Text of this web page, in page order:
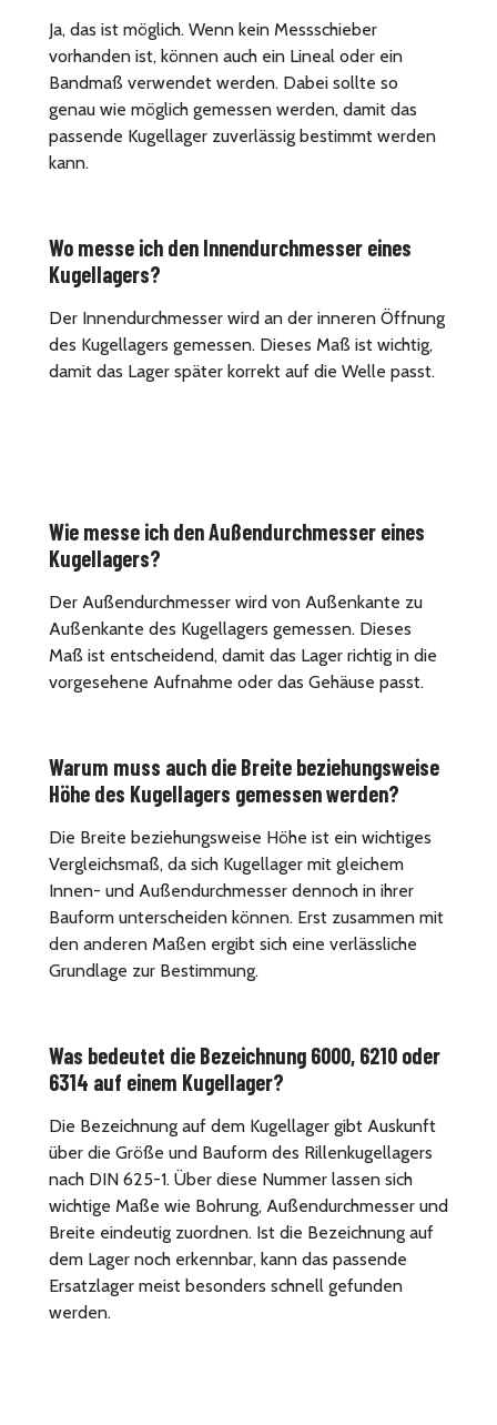
Ja, das ist möglich. Wenn kein Messschieber
vorhanden ist, können auch ein Lineal oder ein
Bandmaß verwendet werden. Dabei sollte so
genau wie möglich gemessen werden, damit das
passende Kugellager zuverlässig bestimmt werden
kann.
Wo messe ich den Innendurchmesser eines
Kugellagers?
Der Innendurchmesser wird an der inneren Öffnung
des Kugellagers gemessen. Dieses Maß ist wichtig,
damit das Lager später korrekt auf die Welle passt.
Wie messe ich den Außendurchmesser eines
Kugellagers?
Der Außendurchmesser wird von Außenkante zu
Außenkante des Kugellagers gemessen. Dieses
Maß ist entscheidend, damit das Lager richtig in die
vorgesehene Aufnahme oder das Gehäuse passt.
Warum muss auch die Breite beziehungsweise
Höhe des Kugellagers gemessen werden?
Die Breite beziehungsweise Höhe ist ein wichtiges
Vergleichsmaß, da sich Kugellager mit gleichem
Innen- und Außendurchmesser dennoch in ihrer
Bauform unterscheiden können. Erst zusammen mit
den anderen Maßen ergibt sich eine verlässliche
Grundlage zur Bestimmung.
Was bedeutet die Bezeichnung 6000, 6210 oder
6314 auf einem Kugellager?
Die Bezeichnung auf dem Kugellager gibt Auskunft
über die Größe und Bauform des Rillenkugellagers
nach DIN 625-1. Über diese Nummer lassen sich
wichtige Maße wie Bohrung, Außendurchmesser und
Breite eindeutig zuordnen. Ist die Bezeichnung auf
dem Lager noch erkennbar, kann das passende
Ersatzlager meist besonders schnell gefunden
werden.